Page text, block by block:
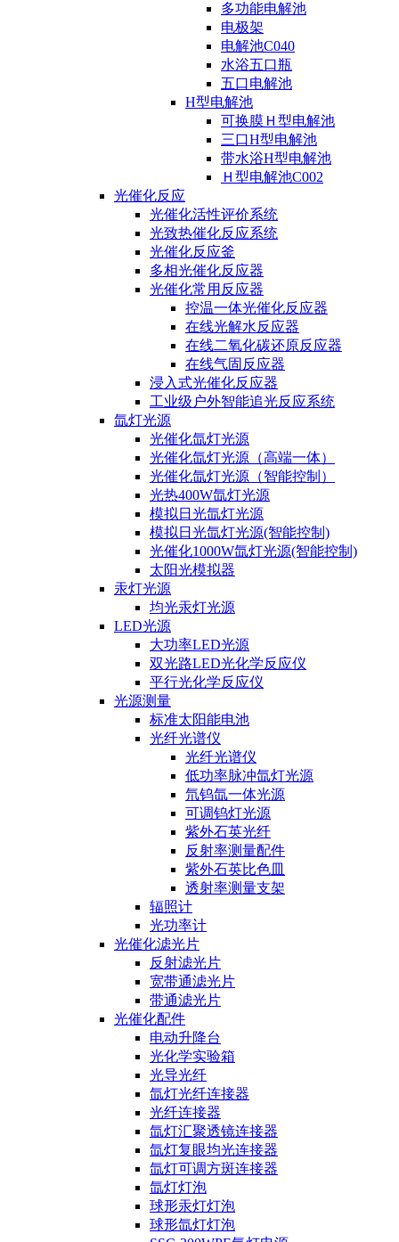
多功能电解池
电极架
电解池C040
水浴五口瓶
五口电解池
H型电解池
可换膜Ｈ型电解池
三口H型电解池
带水浴H型电解池
Ｈ型电解池C002
光催化反应
光催化活性评价系统
光致热催化反应系统
光催化反应釜
多相光催化反应器
光催化常用反应器
控温一体光催化反应器
在线光解水反应器
在线二氧化碳还原反应器
在线气固反应器
浸入式光催化反应器
工业级户外智能追光反应系统
氙灯光源
光催化氙灯光源
光催化氙灯光源（高端一体）
光催化氙灯光源（智能控制）
光热400W氙灯光源
模拟日光氙灯光源
模拟日光氙灯光源(智能控制)
光催化1000W氙灯光源(智能控制)
太阳光模拟器
汞灯光源
均光汞灯光源
LED光源
大功率LED光源
双光路LED光化学反应仪
平行光化学反应仪
光源测量
标准太阳能电池
光纤光谱仪
光纤光谱仪
低功率脉冲氙灯光源
氘钨氙一体光源
可调钨灯光源
紫外石英光纤
反射率测量配件
紫外石英比色皿
透射率测量支架
辐照计
光功率计
光催化滤光片
反射滤光片
宽带通滤光片
带通滤光片
光催化配件
电动升降台
光化学实验箱
光导光纤
氙灯光纤连接器
光纤连接器
氙灯汇聚透镜连接器
氙灯复眼均光连接器
氙灯可调方斑连接器
氙灯灯泡
球形汞灯灯泡
球形氙灯灯泡